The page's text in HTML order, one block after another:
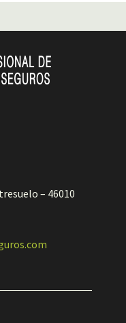
– 46010